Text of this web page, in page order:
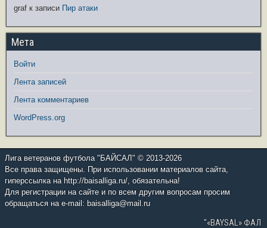
graf к записи Пир атаки
Мета
Войти
Лента записей
Лента комментариев
WordPress.org
Лига ветеранов футбола "БАЙСАЛ" © 2013-2026
Все права защищены. При использовании материалов сайта,
гиперссылка на http://baisalliga.ru/, обязательна!
Для регистрации на сайте и по всем другим вопросам просим
обращаться на e-mail: baisalliga@mail.ru
"«BAYSAL» ФАЛ